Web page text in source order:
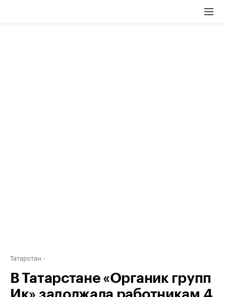
Татарстан
В Татарстане «Органик групп